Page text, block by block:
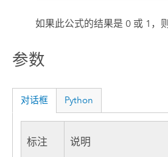
如果此公式的结果是 0 或 1，
参数
对话框 Python
标注 说明